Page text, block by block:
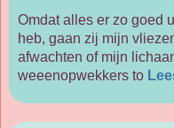
Omdat alles er zo goed
heb, gaan zij mijn
afwachten of mijn
weeenopwekkers to